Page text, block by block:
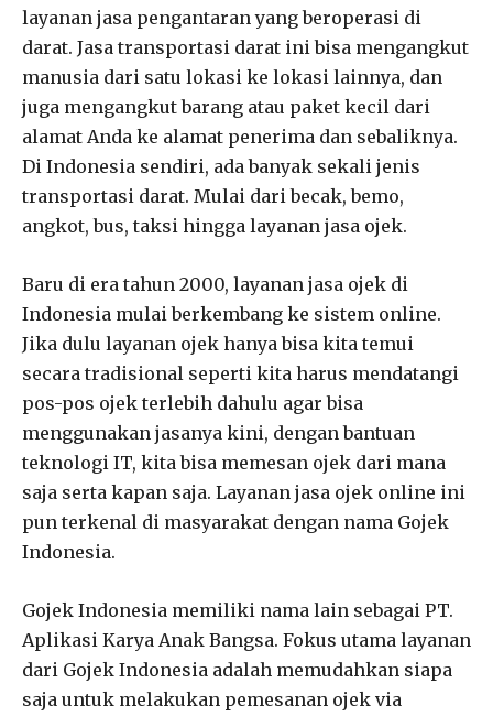
layanan jasa pengantaran yang beroperasi di
darat. Jasa transportasi darat ini bisa mengangkut
manusia dari satu lokasi ke lokasi lainnya, dan
juga mengangkut barang atau paket kecil dari
alamat Anda ke alamat penerima dan sebaliknya.
Di Indonesia sendiri, ada banyak sekali jenis
transportasi darat. Mulai dari becak, bemo,
angkot, bus, taksi hingga layanan jasa ojek.
Baru di era tahun 2000, layanan jasa ojek di
Indonesia mulai berkembang ke sistem online.
Jika dulu layanan ojek hanya bisa kita temui
secara tradisional seperti kita harus mendatangi
pos-pos ojek terlebih dahulu agar bisa
menggunakan jasanya kini, dengan bantuan
teknologi IT, kita bisa memesan ojek dari mana
saja serta kapan saja. Layanan jasa ojek online ini
pun terkenal di masyarakat dengan nama Gojek
Indonesia.
Gojek Indonesia memiliki nama lain sebagai PT.
Aplikasi Karya Anak Bangsa. Fokus utama layanan
dari Gojek Indonesia adalah memudahkan siapa
saja untuk melakukan pemesanan ojek via